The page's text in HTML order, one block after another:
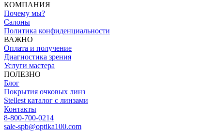
КОМПАНИЯ
Почему мы?
Салоны
Политика конфиденциальности
ВАЖНО
Оплата и получение
Диагностика зрения
Услуги мастера
ПОЛЕЗНО
Блог
Покрытия очковых линз
Stellest каталог с линзами
Контакты
8-800-700-0214
sale-spb@optika100.com